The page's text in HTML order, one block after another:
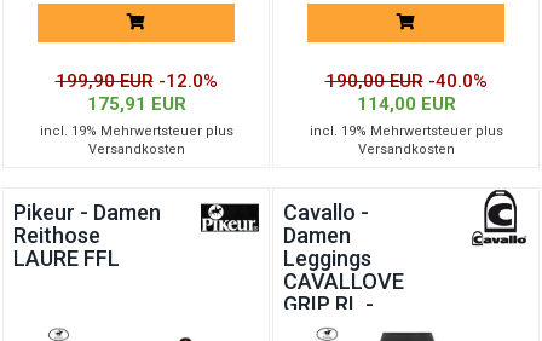
199,90 EUR -12.0%
175,91 EUR
incl. 19% Mehrwertsteuer plus
Versandkosten
190,00 EUR -40.0%
114,00 EUR
incl. 19% Mehrwertsteuer plus
Versandkosten
Pikeur - Damen
Reithose
LAURE FFL
Cavallo -
Damen
Leggings
CAVALLOVE
GRIP RL -
SUMMER 2026